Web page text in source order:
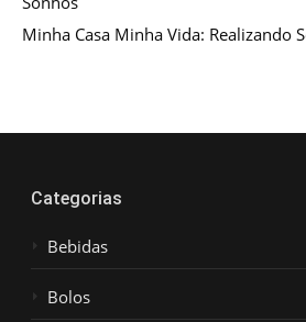
Minha Casa Minha Vida: Realizando
Categorias
Bebidas
Bolos